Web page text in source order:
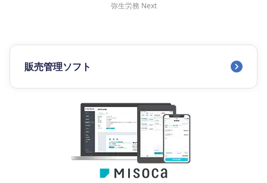
弥生労務 Next
販売管理ソフト